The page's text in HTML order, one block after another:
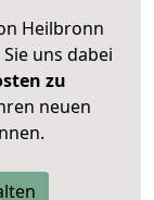
Heilbronn
uns dabei
zu
neuen